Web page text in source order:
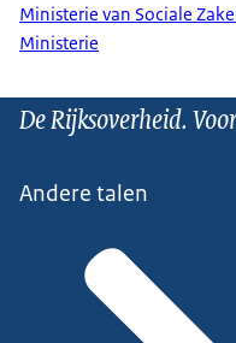
Ministerie van Sociale
Ministerie
De Rijksoverheid.
Andere talen